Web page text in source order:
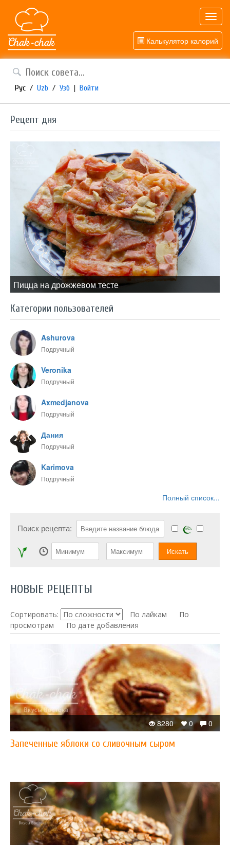
Калькулятор калорий
Рус / Uzb / Узб | Войти
Рецепт дня
Пицца на дрожжевом тесте
Категории пользователей
Ashurova
Подручный
Veronika
Подручный
Axmedjanova
Подручный
Дания
Подручный
Karimova
Подручный
Полный список...
Поиск рецепта:
НОВЫЕ РЕЦЕПТЫ
Сортировать: По лайкам
По
просмотрам
По дате добавления
0
0
8280
Запеченные яблоки со сливочным сыром